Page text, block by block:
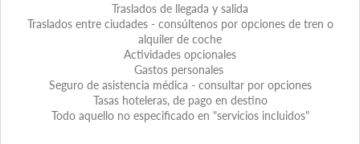
Traslados de llegada y salida
Traslados entre ciudades - consúltenos por opciones de tren o
alquiler de coche
Actividades opcionales
Gastos personales
Seguro de asistencia médica - consultar por opciones
Tasas hoteleras, de pago en destino
Todo aquello no especificado en "servicios incluidos"